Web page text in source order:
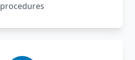
procedures